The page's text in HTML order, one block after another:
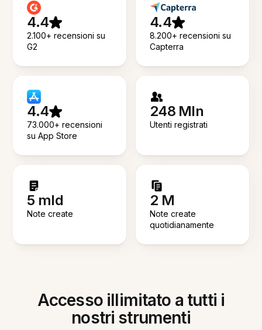
4.4
2.100+ recensioni su
G2
4.4
8.200+ recensioni su
Capterra
4.4
73.000+ recensioni
su App Store
248 Mln
Utenti registrati
5 mld
Note create
2 M
Note create
quotidianamente
Accesso illimitato a tutti i
nostri strumenti